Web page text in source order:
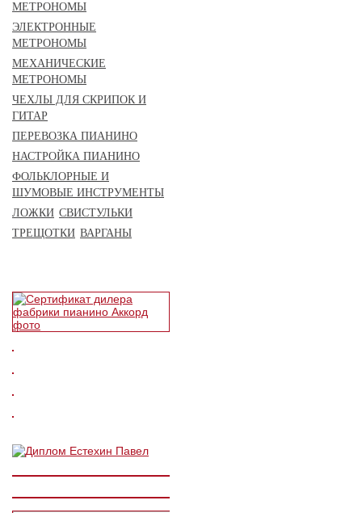
МЕТРОНОМЫ
ЭЛЕКТРОННЫЕ
МЕТРОНОМЫ
МЕХАНИЧЕСКИЕ
МЕТРОНОМЫ
ЧЕХЛЫ ДЛЯ СКРИПОК И
ГИТАР
ПЕРЕВОЗКА ПИАНИНО
НАСТРОЙКА ПИАНИНО
ФОЛЬКЛОРНЫЕ И
ШУМОВЫЕ ИНСТРУМЕНТЫ
ЛОЖКИ СВИСТУЛЬКИ
ТРЕЩОТКИ ВАРГАНЫ